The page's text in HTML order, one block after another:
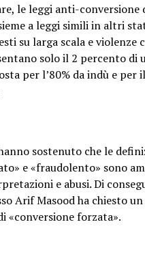
le leggi anti-conversione
a leggi simili in altri
su larga scala e
solo il 2 percento di
per l’80% da indù e per
sostenuto che le
e «fraudolento» sono
e abusi. Di
Arif Masood ha chiesto
«conversione forzata».